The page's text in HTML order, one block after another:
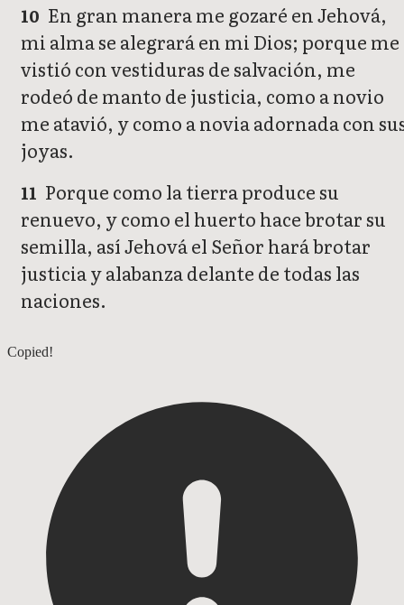
10 En gran manera me gozaré en Jehová,
mi alma se alegrará en mi Dios; porque me
vistió con vestiduras de salvación, me
rodeó de manto de justicia, como a novio
me atavió, y como a novia adornada con
joyas.
11 Porque como la tierra produce su
renuevo, y como el huerto hace brotar su
semilla, así Jehová el Señor hará brotar
justicia y alabanza delante de todas las
naciones.
Isaías 60
Copied!